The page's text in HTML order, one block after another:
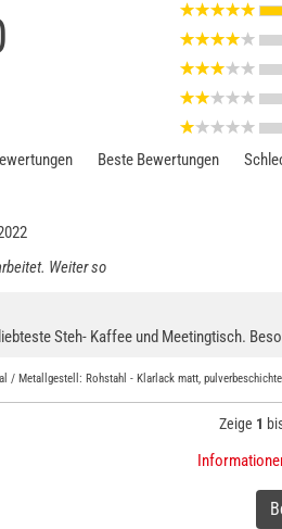
Beste Bewertungen
Weiter so
Steh- Kaffee und Meetingtisch.
/ Metallgestell: Rohstahl - Klarlack matt,
Zeige 1